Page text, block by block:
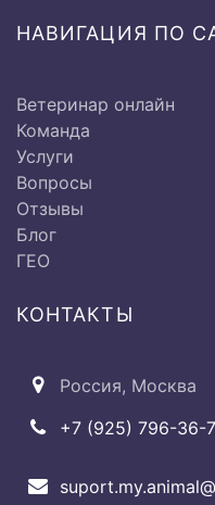
Исследование
системы:
Ø Исследование
Ø Исследование
Ø Перкуссия
НАВИГАЦИЯ ПО
Ветеринар онлайн
Команда
Услуги
Вопросы
Отзывы
Блог
ГЕО
КОНТАКТЫ
Россия, Москва
+7 (925) 796-36-